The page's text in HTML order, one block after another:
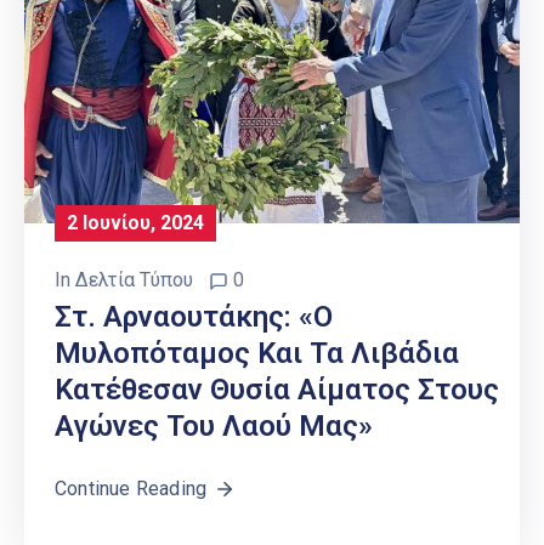
2 Ιουνίου, 2024
In Δελτία Τύπου 0
Στ. Αρναουτάκης: «Ο
Μυλοπόταμος Και Τα Λιβάδια
Κατέθεσαν Θυσία Αίματος Στους
Αγώνες Του Λαού Μας»
Continue Reading